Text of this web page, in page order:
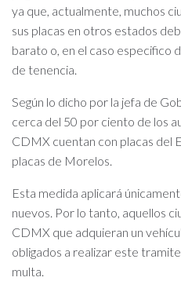
ya que, actualmente, muchos
sus placas en otros estados
barato o, en el caso especifico
de tenencia.
Según lo dicho por la jefa de
cerca del 50 por ciento de los
CDMX cuentan con placas del
placas de Morelos.
Esta medida aplicará
nuevos. Por lo tanto, aquellos
CDMX que adquieran un
obligados a realizar este
multa.